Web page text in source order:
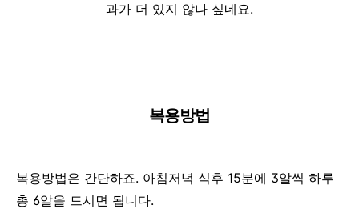
과가 더 있지 않나 싶네요.
복용방법
복용방법은 간단하죠. 아침저녁 식후 15분에 3알씩 하루
총 6알을 드시면 됩니다.